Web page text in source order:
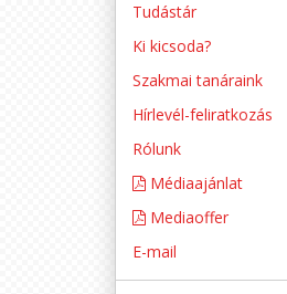
Tudástár
Ki kicsoda?
Szakmai tanáraink
Hírlevél-feliratkozás
Rólunk
Médiaajánlat
Mediaoffer
E-mail